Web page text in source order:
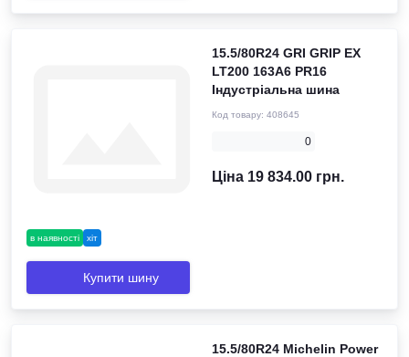
в наявності хіт
15.5/80R24 GRI GRIP EX
LT200 163A6 PR16
Індустріальна шина
Код товару: 408645
0
Ціна 19 834.00 грн.
Купити шину
15.5/80R24 Michelin Power